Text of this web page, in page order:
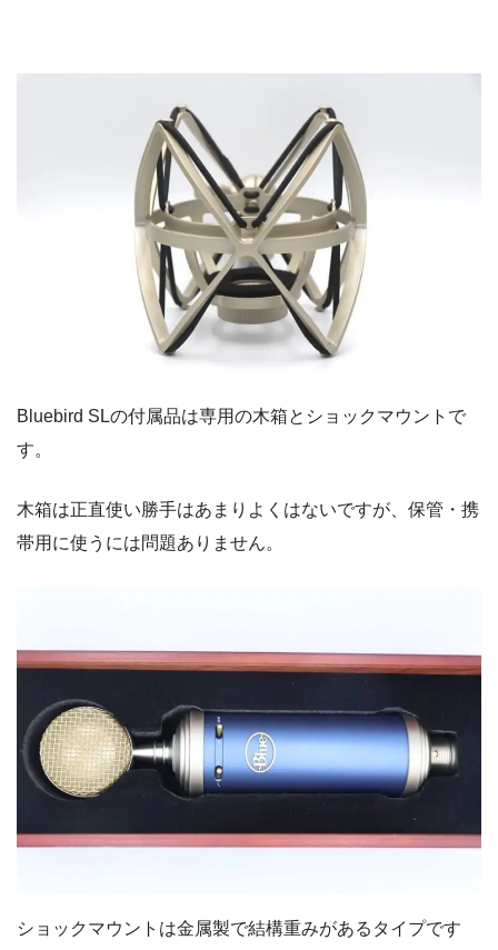
Bluebird SLの付属品は専用の木箱とショックマウントで
す。
木箱は正直使い勝手はあまりよくはないですが、保管・携
帯用に使うには問題ありません。
ショックマウントは金属製で結構重みがあるタイプです